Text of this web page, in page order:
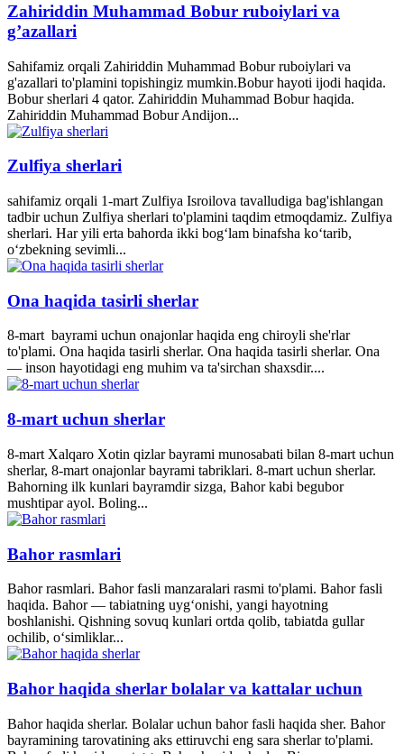
Zahiriddin Muhammad Bobur ruboiylari va
g’azallari
Sahifamiz orqali Zahiriddin Muhammad Bobur ruboiylari va
g'azallari to'plamini topishingiz mumkin.Bobur hayoti ijodi haqida.
Bobur sherlari 4 qator. Zahiriddin Muhammad Bobur haqida.
Zahiriddin Muhammad Bobur Andijon...
Zulfiya sherlari
sahifamiz orqali 1-mart Zulfiya Isroilova tavalludiga bag'ishlangan
tadbir uchun Zulfiya sherlari to'plamini taqdim etmoqdamiz. Zulfiya
sherlari. Har yili erta bahorda ikki bogʻlam binafsha koʻtarib,
oʻzbekning sevimli...
Ona haqida tasirli sherlar
8-mart bayrami uchun onajonlar haqida eng chiroyli she'rlar
to'plami. Ona haqida tasirli sherlar. Ona haqida tasirli sherlar. Ona
— inson hayotidagi eng muhim va ta'sirchan shaxsdir....
8-mart uchun sherlar
8-mart Xalqaro Xotin qizlar bayrami munosabati bilan 8-mart uchun
sherlar, 8-mart onajonlar bayrami tabriklari. 8-mart uchun sherlar.
Bahorning ilk kunlari bayramdir sizga, Bahor kabi begubor
mushtipar ayol. Boling...
Bahor rasmlari
Bahor rasmlari. Bahor fasli manzaralari rasmi to'plami. Bahor fasli
haqida. Bahor — tabiatning uyg‘onishi, yangi hayotning
boshlanishi. Qishning sovuq kunlari ortda qolib, tabiatda gullar
ochilib, o‘simliklar...
Bahor haqida sherlar bolalar va kattalar uchun
Bahor haqida sherlar. Bolalar uchun bahor fasli haqida sher. Bahor
bayramining tarovatining aks ettiruvchi eng sara sherlar to'plami.